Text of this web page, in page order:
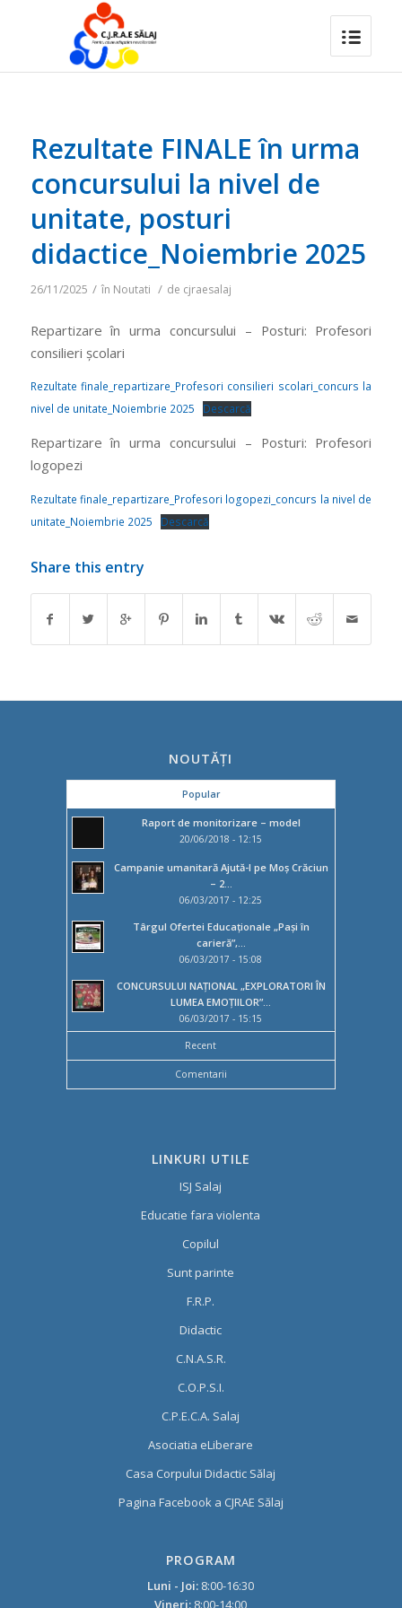
Rezultate FINALE în urma
concursului la nivel de
unitate, posturi
didactice_Noiembrie 2025
26/11/2025 / în Noutati / de cjraesalaj
Repartizare în urma concursului – Posturi: Profesori
consilieri școlari
Rezultate finale_repartizare_Profesori consilieri scolari_concurs la
nivel de unitate_Noiembrie 2025
Descarcă
Repartizare în urma concursului – Posturi: Profesori
logopezi
Rezultate finale_repartizare_Profesori logopezi_concurs la nivel de
unitate_Noiembrie 2025
Descarcă
Share this entry
NOUTĂȚI
Popular
Raport de monitorizare – model
20/06/2018 - 12:15
Campanie umanitară Ajută-l pe Moș Crăciun
– 2...
06/03/2017 - 12:25
Târgul Ofertei Educaţionale „Paşi în
carieră”,...
06/03/2017 - 15:08
CONCURSULUI NAȚIONAL „EXPLORATORI ÎN
LUMEA EMOȚIILOR”...
06/03/2017 - 15:15
Recent
Comentarii
LINKURI UTILE
ISJ Salaj
Educatie fara violenta
Copilul
Sunt parinte
F.R.P.
Didactic
C.N.A.S.R.
C.O.P.S.I.
C.P.E.C.A. Salaj
Asociatia eLiberare
Casa Corpului Didactic Sălaj
Pagina Facebook a CJRAE Sălaj
PROGRAM
Luni - Joi: 8:00-16:30
Vineri: 8:00-14:00